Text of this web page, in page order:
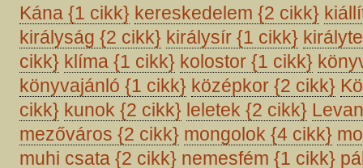
Kána {1 cikk} kereskedelem {2 cikk}
királyság {2 cikk} királysír {1 cikk}
cikk} klíma {1 cikk} kolostor {1 cikk}
könyvajánló {1 cikk} középkor {2 cikk}
cikk} kunok {2 cikk} leletek {2 cikk}
mezőváros {2 cikk} mongolok {4 cikk}
muhi csata {2 cikk} nemesfém {1 cikk}